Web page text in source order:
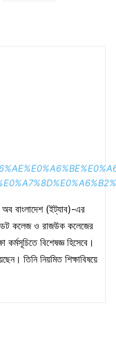
অব বাংলাদেশ (ইট্যাব)-এর
কলেজ ও রাজউক কলেজের
কর্মসূচিতে বিশেষজ্ঞ হিসেবে।
তিনি নিয়মিত শিক্ষাবিষয়ে